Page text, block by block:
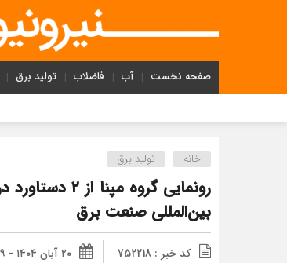
صفحه نخست آب فاضلاب تولید برق
خانه تولید برق
رونمایی گروه
بین‌المللی صنعت برق
کد خبر : 752218 ۲۰ آبان ۱۴۰۴ - ۲۰:۴۹